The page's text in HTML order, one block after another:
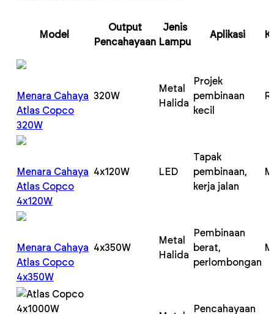
Model
Output
Pencahayaan
Jenis
Lampu
Aplikasi
Menara Cahaya
Atlas Copco
320W
320W
Metal
Halida
Projek
pembinaan
kecil
Menara Cahaya
Atlas Copco
4x120W
4x120W LED
Tapak
pembinaan,
kerja jalan
Menara Cahaya
Atlas Copco
4x350W
4x350W
Metal
Halida
Pembinaan
berat,
perlombongan
Pencahayaan